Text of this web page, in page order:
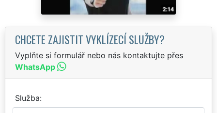
CHCETE ZAJISTIT VYKLÍZECÍ SLUŽBY?
Vyplňte si formulář nebo nás kontaktujte přes
WhatsApp
Služba